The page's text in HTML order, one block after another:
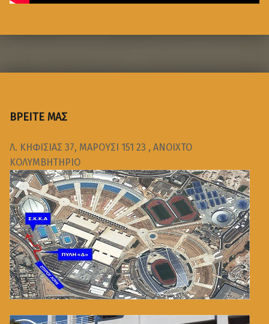
ΒΡΕΙΤΕ ΜΑΣ
Λ. ΚΗΦΙΣΙΑΣ 37, ΜΑΡΟΥΣΙ 151 23 , ΑΝΟΙΧΤΟ
ΚΟΛΥΜΒΗΤΗΡΙΟ